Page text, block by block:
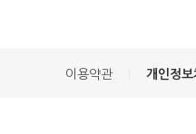
이용약관 개인정